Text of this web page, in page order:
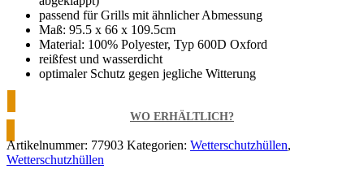
passend für Grills mit ähnlicher Abmessung
Maß: 95.5 x 66 x 109.5cm
Material: 100% Polyester, Typ 600D Oxford
reißfest und wasserdicht
optimaler Schutz gegen jegliche Witterung
WO ERHÄLTLICH?
Artikelnummer: 77903 Kategorien: Wetterschutzhüllen,
Wetterschutzhüllen